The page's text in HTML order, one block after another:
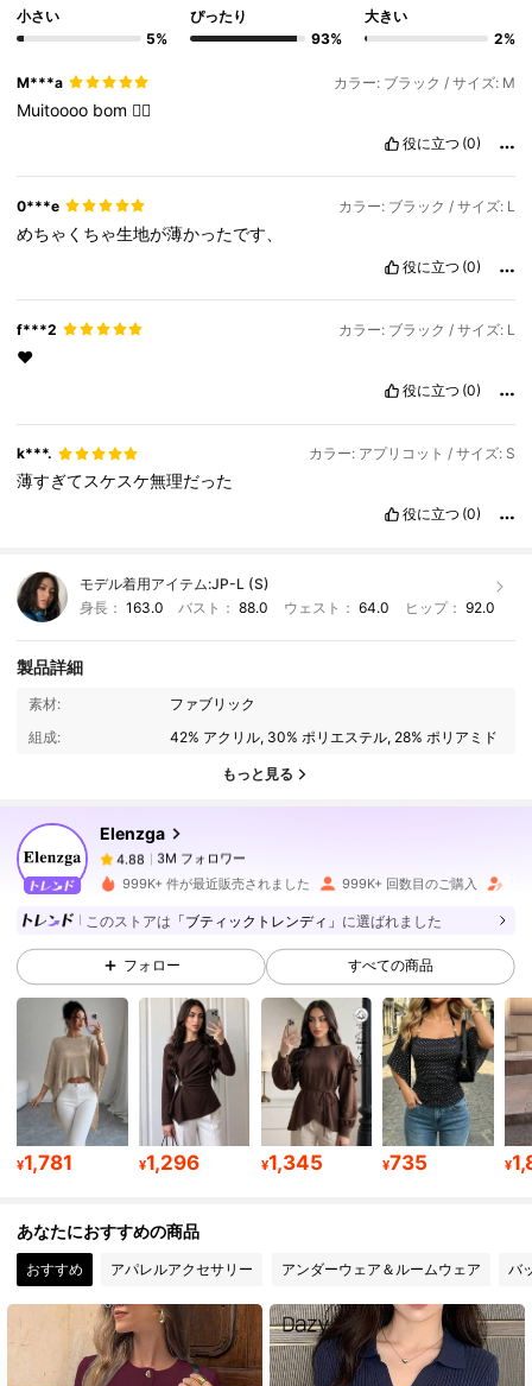
小さい
5%
ぴったり
93%
大きい
2%
M***a カラー: ブラック / サイズ: M
Muitoooo bom 👍🏻
役に立つ (0)
0***e カラー: ブラック / サイズ: L
めちゃくちゃ生地が薄かったです、
役に立つ (0)
f***2 カラー: ブラック / サイズ: L
❤️
役に立つ (0)
k***. カラー: アプリコット / サイズ: S
薄すぎてスケスケ無理だった
役に立つ (0)
モデル着用アイテム:JP-L (S)
身長： 163.0 バスト：88.0 ウェスト： 64.0 ヒップ： 92.0
製品詳細
素材:
ファブリック
組成:
42% アクリル, 30% ポリエステル, 28% ポリアミド
もっと見る
Elenzga
4.88
3M フォロワー
ま***んは1日前に購入しました
4.88 3M フォロワー
4.88 3M フォロワー
3M フォロワー
4.88 3M フォロワー
4.88 3M フォロワー
4.88 3M フォロワー
999K+ 件が最近販売されました 999K+ 回数目のご購入
このストアは 「ブティックトレンディ」 に選ばれました
フォロー すべての商品
¥1,781 ¥1,296 ¥1,345 ¥735 ¥
あなたにおすすめの商品
おすすめ アパレルアクセサリー アンダーウェア＆ルームウェア バ